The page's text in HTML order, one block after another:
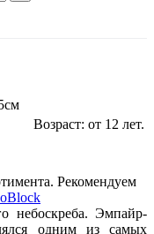
Возраст: от 12 лет.
Рекомендуем
небоскреба. Эмпайр-
одним из самых